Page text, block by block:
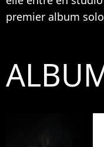
premier album